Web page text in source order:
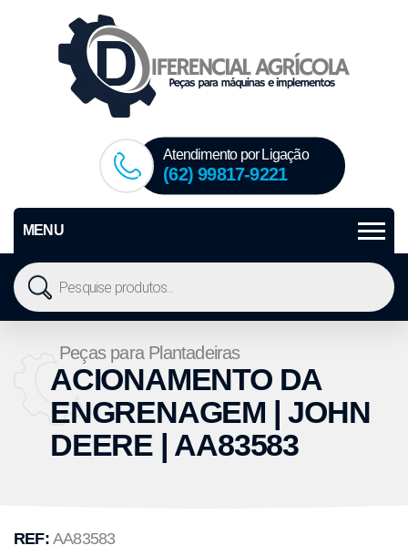
MENU
Atendimento por Ligação
(62) 99817-9221
Peças para Plantadeiras
ACIONAMENTO DA
ENGRENAGEM | JOHN
DEERE | AA83583
REF: AA83583